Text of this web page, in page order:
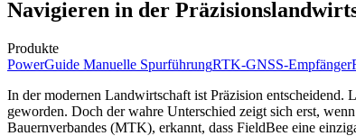
Navigieren in der
Produkte
PowerGuide Manuelle SpurführungRTK-GNSS-Empfänger
In der modernen Landwirtschaft ist Präzision
geworden. Doch der wahre Unterschied zeigt sich erst,
Bauernverbandes (MTK), erkannt, dass FieldBee eine